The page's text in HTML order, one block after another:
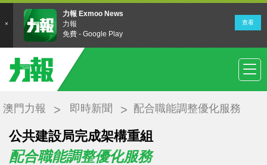
澳門力報 即時新聞 配合職能調整優化服務
公共建設局完成架構重組
配合職能調整優化服務